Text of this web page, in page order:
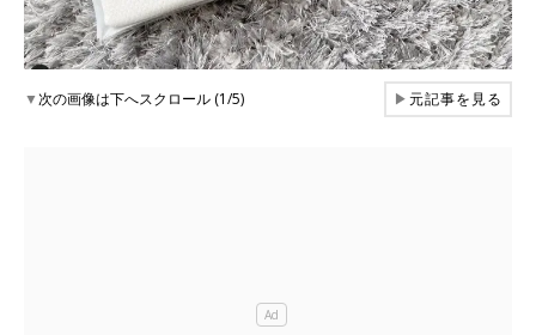
▼次の画像は下へスクロール (1/5) ▶元記事を見る